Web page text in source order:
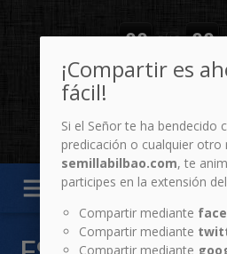
00 DÍAS 00
menu
¡Compartir es
fácil!
Si el Señor te ha bendecido
predicación o cualquier otro
semillabilbao.com, te
participes en la extensión
Compartir mediante
Compartir mediante
Compartir mediante